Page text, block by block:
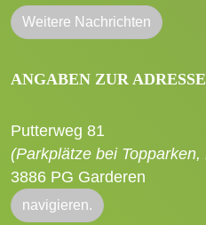
Weitere Nachrichten
ANGABEN ZUR ADRESSE
Putterweg 81
(Parkplätze bei Topparken,
3886 PG Garderen
navigieren.